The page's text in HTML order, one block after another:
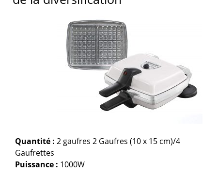
Quantité : 2 gaufres 2 Gaufres (10 x 15 cm)/4
Gaufrettes
Puissance : 1000W